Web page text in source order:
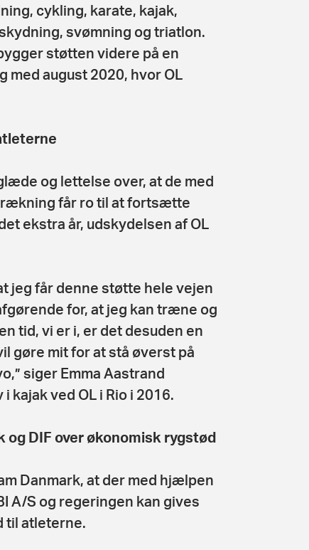
cykling, karate, kajak,
svømning og triatlon.
støtten videre på en
med august 2020, hvor OL
og lettelse over, at de med
får ro til at fortsætte
ekstra år, udskydelsen af OL
jeg får denne støtte hele vejen
for, at jeg kan træne og
tid, vi er i, er det desuden en
gøre mit for at stå øverst på
siger Emma Aastrand
kajak ved OL i Rio i 2016.
og DIF over økonomisk rygstød
Danmark, at der med hjælpen
A/S og regeringen kan gives
til atleterne.